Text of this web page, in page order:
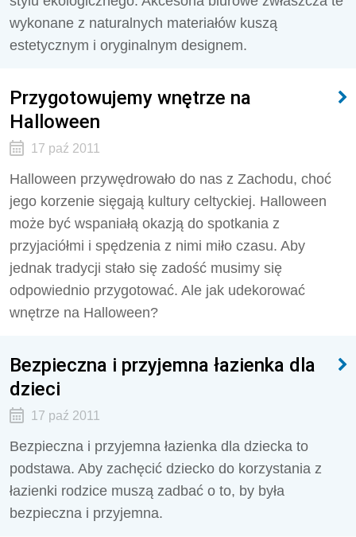
wykonane z naturalnych materiałów kuszą
estetycznym i oryginalnym designem.
Przygotowujemy wnętrze na
Halloween
17 paź 2011
Halloween przywędrowało do nas z Zachodu, choć
jego korzenie sięgają kultury celtyckiej. Halloween
może być wspaniałą okazją do spotkania z
przyjaciółmi i spędzenia z nimi miło czasu. Aby
jednak tradycji stało się zadość musimy się
odpowiednio przygotować. Ale jak udekorować
wnętrze na Halloween?
Bezpieczna i przyjemna łazienka dla
dzieci
17 paź 2011
Bezpieczna i przyjemna łazienka dla dziecka to
podstawa. Aby zachęcić dziecko do korzystania z
łazienki rodzice muszą zadbać o to, by była
bezpieczna i przyjemna.